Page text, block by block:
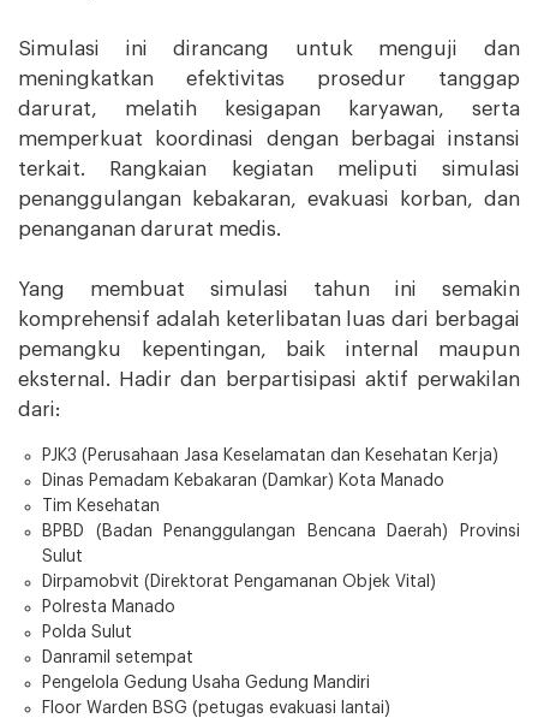
Simulasi ini dirancang untuk menguji dan
meningkatkan efektivitas prosedur tanggap
darurat, melatih kesigapan karyawan, serta
memperkuat koordinasi dengan berbagai instansi
terkait. Rangkaian kegiatan meliputi simulasi
penanggulangan kebakaran, evakuasi korban, dan
penanganan darurat medis.
Yang membuat simulasi tahun ini semakin
komprehensif adalah keterlibatan luas dari berbagai
pemangku kepentingan, baik internal maupun
eksternal. Hadir dan berpartisipasi aktif perwakilan
dari:
PJK3 (Perusahaan Jasa Keselamatan dan Kesehatan Kerja)
Dinas Pemadam Kebakaran (Damkar) Kota Manado
Tim Kesehatan
BPBD (Badan Penanggulangan Bencana Daerah) Provinsi
Sulut
Dirpamobvit (Direktorat Pengamanan Objek Vital)
Polresta Manado
Polda Sulut
Danramil setempat
Pengelola Gedung Usaha Gedung Mandiri
Floor Warden BSG (petugas evakuasi lantai)